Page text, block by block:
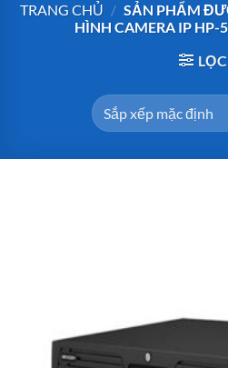
TRANG CHỦ / SẢN PHẨM
HÌNH CAMERA IP HP-
LỌC